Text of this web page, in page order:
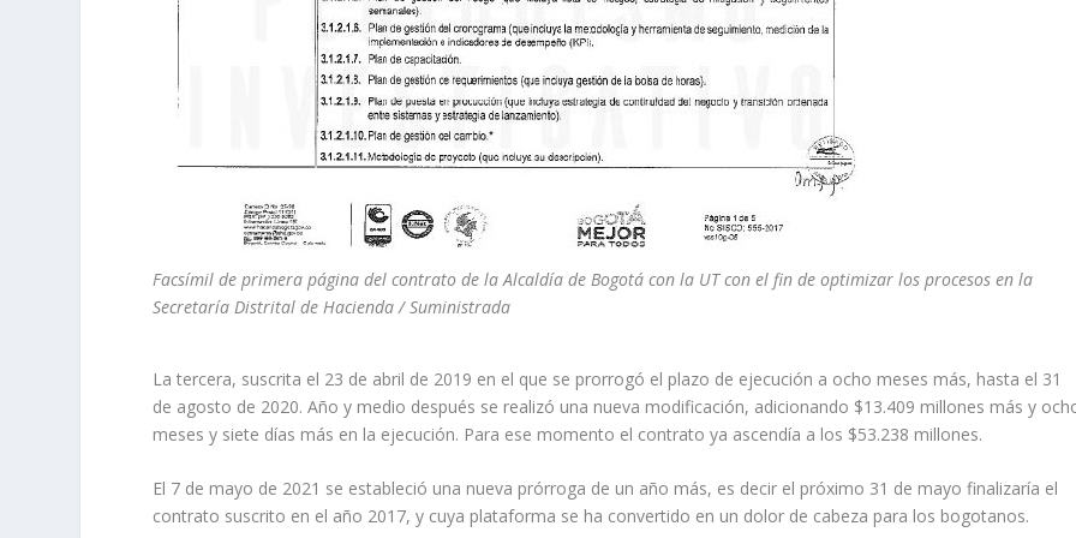
Facsímil de primera página del contrato de la Alcaldía de Bogotá con la UT con el fin de optimizar los procesos en la
Secretaría Distrital de Hacienda / Suministrada
La tercera, suscrita el 23 de abril de 2019 en el que se prorrogó el plazo de ejecución a ocho meses más, hasta el 31
de agosto de 2020. Año y medio después se realizó una nueva modificación, adicionando $13.409 millones más y
meses y siete días más en la ejecución. Para ese momento el contrato ya ascendía a los $53.238 millones.
El 7 de mayo de 2021 se estableció una nueva prórroga de un año más, es decir el próximo 31 de mayo finalizaría el
contrato suscrito en el año 2017, y cuya plataforma se ha convertido en un dolor de cabeza para los bogotanos.